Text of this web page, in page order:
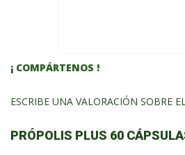
¡ COMPÁRTENOS !
ESCRIBE UNA VALORACIÓN SOBRE
PRÓPOLIS PLUS 60